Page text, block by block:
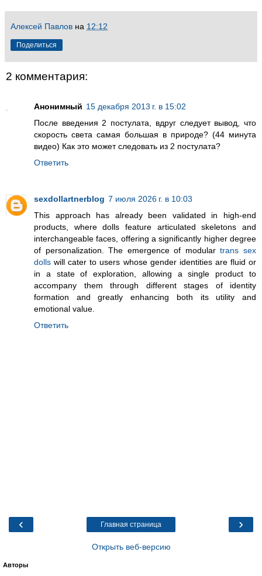
Алексей Павлов на 12:12
Поделиться
2 комментария:
Анонимный 15 декабря 2013 г. в 15:02
После введения 2 постулата, вдруг следует вывод, что
скорость света самая большая в природе? (44 минута
видео) Как это может следовать из 2 постулата?
Ответить
sexdollartnerblog 7 июля 2026 г. в 10:03
This approach has already been validated in high-end
products, where dolls feature articulated skeletons and
interchangeable faces, offering a significantly higher degree
of personalization. The emergence of modulartrans sex
dolls will cater to users whose gender identities are fluid or
in a state of exploration, allowing a single product to
accompany them through different stages of identity
formation and greatly enhancing both its utility and
emotional value.
Ответить
‹ ›
Главная страница
Открыть веб-версию
Авторы